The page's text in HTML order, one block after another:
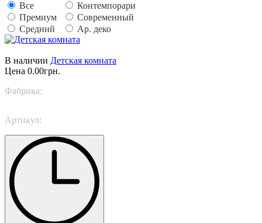
Все
Премиум
Средний
Контемпорари
Современный
Ар. деко
В наличии Детская комната
Цена 0.00грн.
Фабрика:
Артикул: